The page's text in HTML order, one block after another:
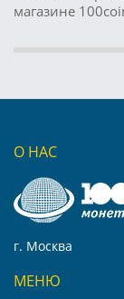
магазине
О НАС
г. Москва
МЕНЮ